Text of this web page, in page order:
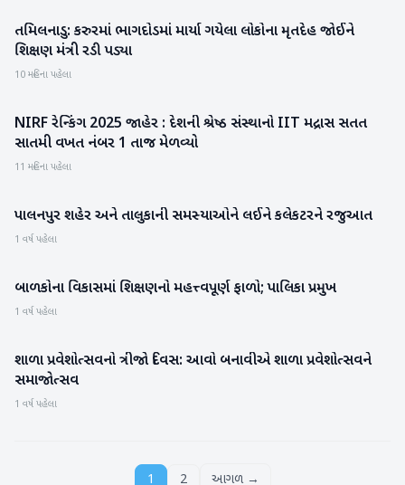
રાષ્ટ્રીય
તમિલનાડુ: કરુરમાં ભાગદોડમાં માર્યા ગયેલા લોકોના મૃતદેહ જોઈને
શિક્ષણ મંત્રી રડી પડ્યા
10 મહિના પહેલા
રાષ્ટ્રીય
NIRF રેન્કિંગ 2025 જાહેર : દેશની શ્રેષ્ઠ સંસ્થાનો IIT મદ્રાસ સતત
સાતમી વખત નંબર 1 તાજ મેળવ્યો
11 મહિના પહેલા
બનાસકાંઠા
પાલનપુર શહેર અને તાલુકાની સમસ્યાઓને લઈને કલેકટરને રજુઆત
1 વર્ષ પહેલા
પાટણ
બાળકોના વિકાસમાં શિક્ષણનો મહત્ત્વપૂર્ણ ફાળો; પાલિકા પ્રમુખ
1 વર્ષ પહેલા
બનાસકાંઠા
શાળા પ્રવેશોત્સવનો ત્રીજો દિવસ: આવો બનાવીએ શાળા પ્રવેશોત્સવને
સમાજોત્સવ
1 વર્ષ પહેલા
1 2 આગળ →